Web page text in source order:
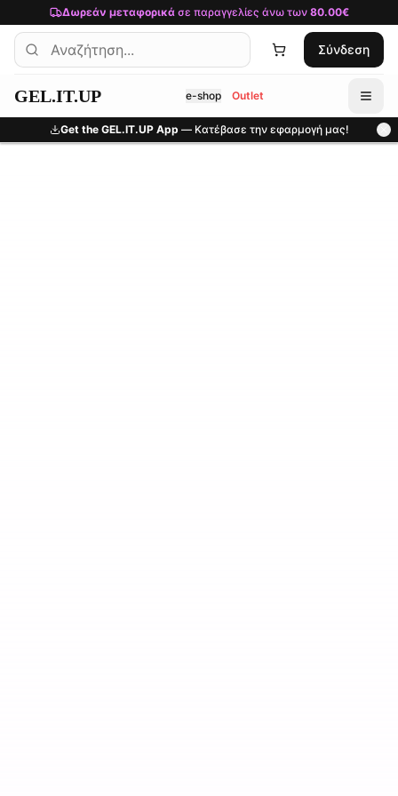
Μετάβαση στο κύριο περιεχόμενο
Δωρεάν μεταφορικάσε παραγγελίες άνω των 80.00€
Σύνδεση
GEL.IT.UP e-shop Outlet
Get the GEL.IT.UP App — Κατέβασε την εφαρμογή μας!